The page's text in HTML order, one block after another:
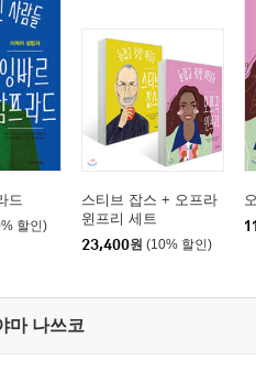
드
할인)
스티브 잡스 + 오프라
윈프리 세트
23,400원 (10% 할인)
마 나쓰코